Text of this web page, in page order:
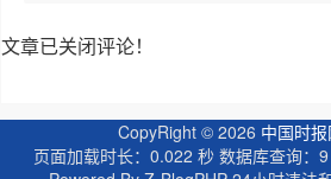
文章已关闭评论！
CopyRight © 2026 中国时报
页面加载时长：0.022 秒 数据库查询：